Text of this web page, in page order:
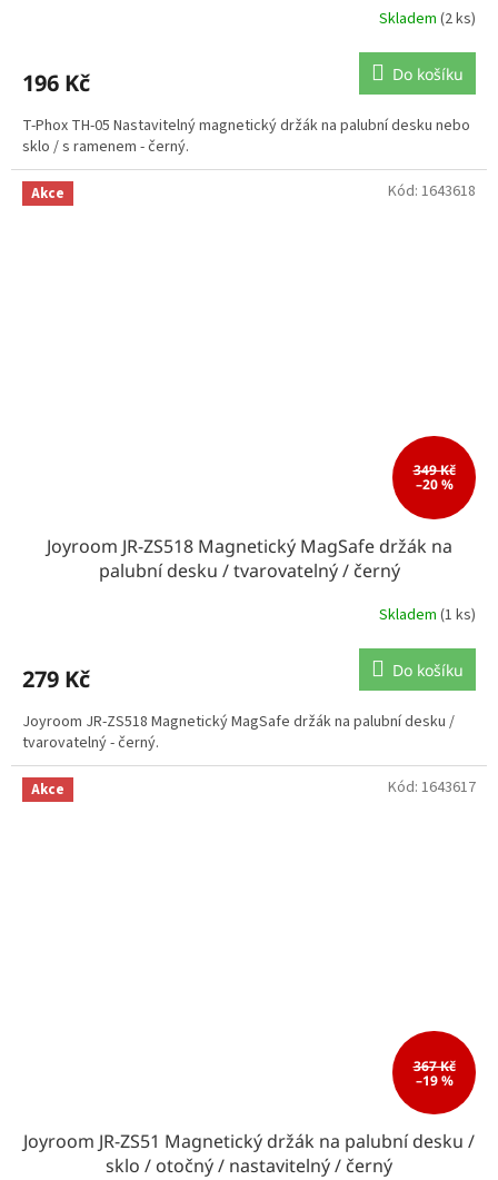
Skladem (2 ks)
196 Kč Do košíku
T-Phox TH-05 Nastavitelný magnetický držák na palubní desku nebo
sklo / s ramenem - černý.
Akce
349 Kč
–20 %
Joyroom JR-ZS518 Magnetický MagSafe držák na
palubní desku / tvarovatelný / černý
Skladem (1 ks)
279 Kč Do košíku
Joyroom JR-ZS518 Magnetický MagSafe držák na palubní desku /
tvarovatelný - černý.
Kód: 1643618
Akce
367 Kč
–19 %
Joyroom JR-ZS51 Magnetický držák na palubní desku /
sklo / otočný / nastavitelný / černý
Kód: 1643617